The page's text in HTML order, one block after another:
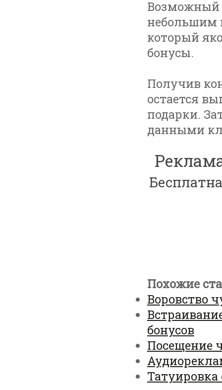
Возможный
небольшим
который
бонусы.
Получив
остается
подарки.
данными
Похожие
Воровство
бонусов
Посещение